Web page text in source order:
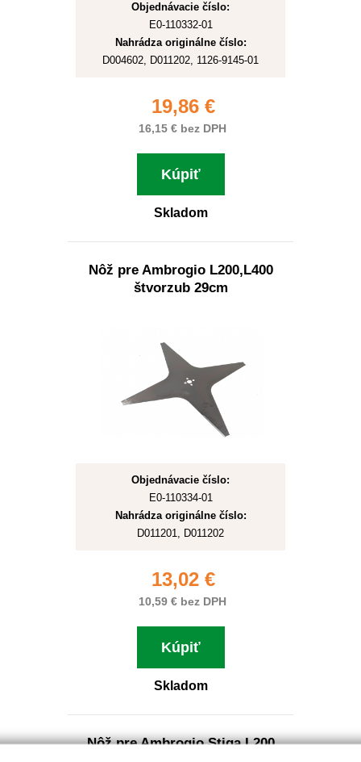
Objednávacie číslo:
E0-110332-01
Nahrádza originálne číslo:
D004602, D011202, 1126-9145-01
19,86 €
16,15 € bez DPH
Kúpiť
Skladom
Nôž pre Ambrogio L200,L400
štvorzub 29cm
Objednávacie číslo:
E0-110334-01
Nahrádza originálne číslo:
D011201, D011202
13,02 €
10,59 € bez DPH
Kúpiť
Skladom
Nôž pre Ambrogio,Stiga L200